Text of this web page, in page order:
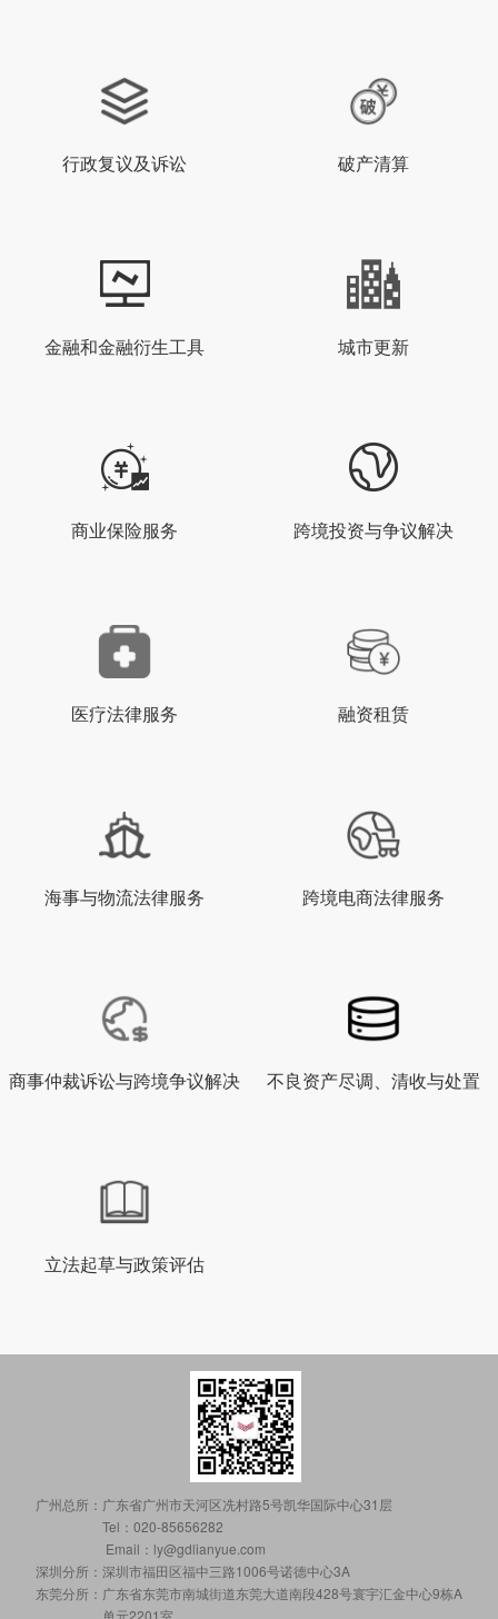
行政复议及诉讼 破产清算
金融和金融衍生工具 城市更新
商业保险服务 跨境投资与争议解决
医疗法律服务 融资租赁
海事与物流法律服务 跨境电商法律服务
商事仲裁诉讼与跨境争议解决 不良资产尽调、清收与处置
立法起草与政策评估
广州总所： 广东省广州市天河区冼村路5号凯华国际中心31层
Tel：020-85656282
Email：ly@gdlianyue.com
深圳分所： 深圳市福田区福中三路1006号诺德中心3A
东莞分所： 广东省东莞市南城街道东莞大道南段428号寰宇汇金中心9栋A
单元2201室